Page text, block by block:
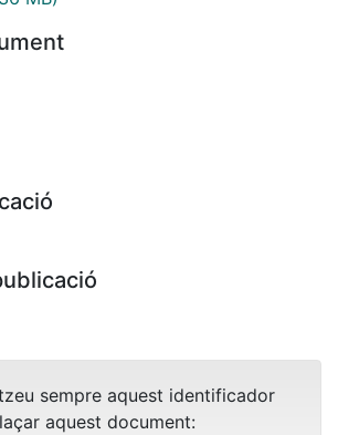
sempre aquest identificador
aquest document: